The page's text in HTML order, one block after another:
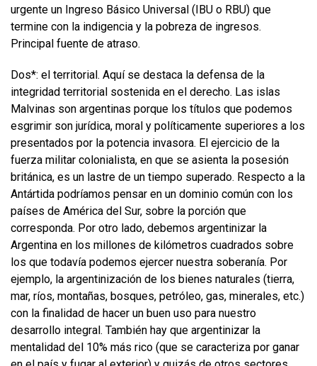
urgente un Ingreso Básico Universal (IBU o RBU) que
termine con la indigencia y la pobreza de ingresos.
Principal fuente de atraso.
Dos*: el territorial. Aquí se destaca la defensa de la
integridad territorial sostenida en el derecho. Las islas
Malvinas son argentinas porque los títulos que podemos
esgrimir son jurídica, moral y políticamente superiores a los
presentados por la potencia invasora. El ejercicio de la
fuerza militar colonialista, en que se asienta la posesión
británica, es un lastre de un tiempo superado. Respecto a la
Antártida podríamos pensar en un dominio común con los
países de América del Sur, sobre la porción que
corresponda. Por otro lado, debemos argentinizar la
Argentina en los millones de kilómetros cuadrados sobre
los que todavía podemos ejercer nuestra soberanía. Por
ejemplo, la argentinización de los bienes naturales (tierra,
mar, ríos, montañas, bosques, petróleo, gas, minerales, etc.)
con la finalidad de hacer un buen uso para nuestro
desarrollo integral. También hay que argentinizar la
mentalidad del 10% más rico (que se caracteriza por ganar